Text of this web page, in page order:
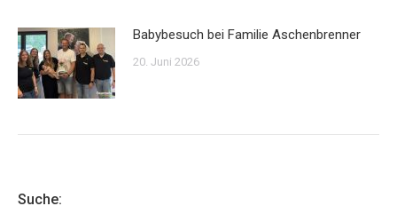
Babybesuch bei Familie Aschenbrenner
20. Juni 2026
Suche: